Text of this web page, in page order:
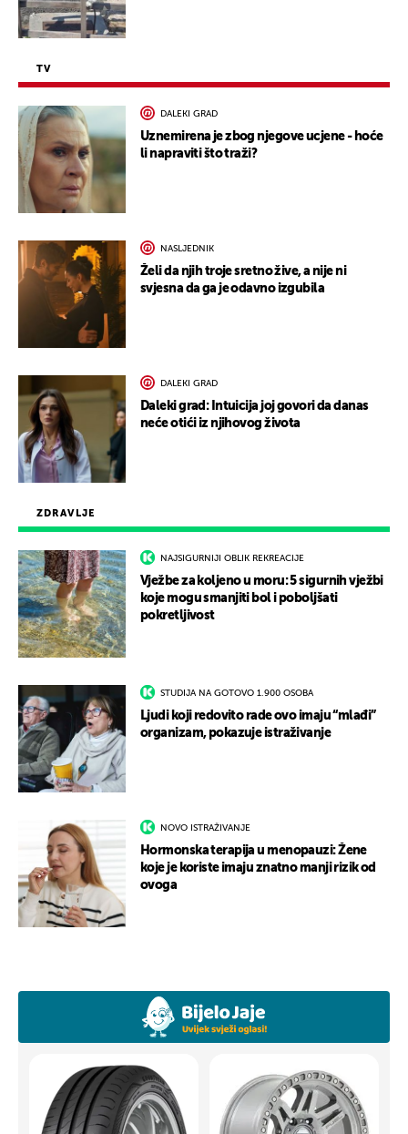
ZDRAVLJE
NAJSIGURNIJI OBLIK REKREACIJE
Vježbe za koljeno u moru: 5 sigurnih vježbi
koje mogu smanjiti bol i poboljšati
pokretljivost
STUDIJA NA GOTOVO 1.900 OSOBA
Ljudi koji redovito rade ovo imaju “mlađi”
organizam, pokazuje istraživanje
NOVO ISTRAŽIVANJE
Hormonska terapija u menopauzi: Žene
koje je koriste imaju znatno manji rizik od
ovoga
TV
DALEKI GRAD
Uznemirena je zbog njegove ucjene - hoće
li napraviti što traži?
NASLJEDNIK
Želi da njih troje sretno žive, a nije ni
svjesna da ga je odavno izgubila
DALEKI GRAD
Daleki grad: Intuicija joj govori da danas
neće otići iz njihovog života